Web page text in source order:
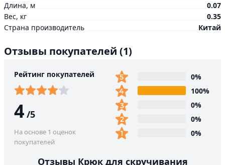
Длина, м
0.07
Вес, кг
0.35
Страна производитель
Китай
Отзывы покупателей (1)
Рейтинг покупателей
4 /5
На основе 1 оценок
покупателей
0%
100%
0%
0%
0%
Отзывы Крюк для скручивания